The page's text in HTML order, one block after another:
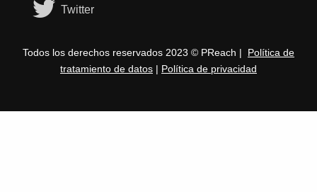
Twitter
Todos los derechos reservados 2023 © PReach | Política de
tratamiento de datos | Política de privacidad